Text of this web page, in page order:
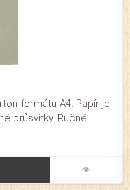
formátu A4. Papír je
průsvitky. Ručně
psaných pozvánek,